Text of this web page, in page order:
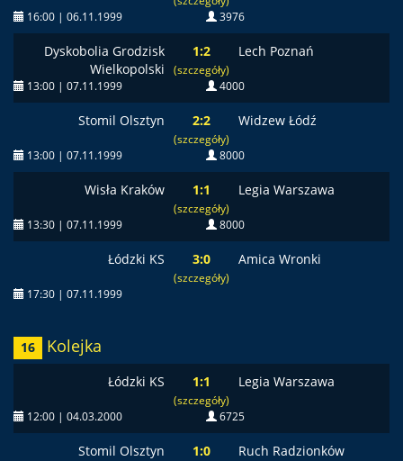
16:00 | 06.11.1999
3976
Dyskobolia Grodzisk
Wielkopolski
1:2
(szczegóły)
Lech Poznań
13:00 | 07.11.1999 4000
Stomil Olsztyn 2:2
(szczegóły)
Widzew Łódź
13:00 | 07.11.1999 8000
Wisła Kraków 1:1
(szczegóły)
Legia Warszawa
13:30 | 07.11.1999 8000
Łódzki KS 3:0
(szczegóły)
Amica Wronki
17:30 | 07.11.1999
16 Kolejka
Łódzki KS 1:1
(szczegóły)
Legia Warszawa
12:00 | 04.03.2000 6725
Stomil Olsztyn 1:0 Ruch Radzionków